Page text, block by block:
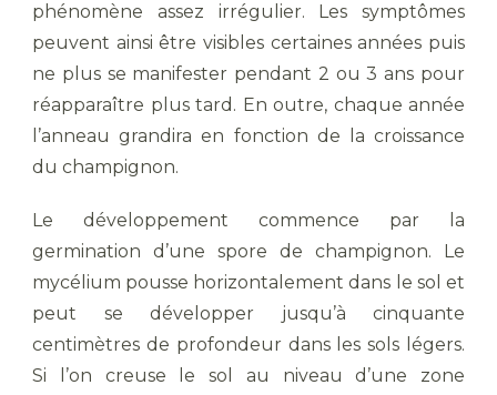
phénomène assez irrégulier. Les symptômes
peuvent ainsi être visibles certaines années puis
ne plus se manifester pendant 2 ou 3 ans pour
réapparaître plus tard. En outre, chaque année
l’anneau grandira en fonction de la croissance
du champignon.
Le développement commence par la
germination d’une spore de champignon. Le
mycélium pousse horizontalement dans le sol et
peut se développer jusqu’à cinquante
centimètres de profondeur dans les sols légers.
Si l’on creuse le sol au niveau d’une zone